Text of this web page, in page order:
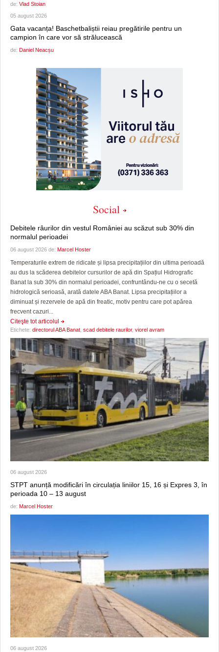
de: Vlad Stoian
05 august 2026
Gata vacanța! Baschetbaliștii reiau pregătirile pentru un
campion în care vor să strălucească
de: Daniel Neacșu
Social
Debitele râurilor din vestul României au scăzut sub 30% din
normalul perioadei
06 august 2026 de: Marcel Hoster
Temperaturile extrem de ridicate și lipsa precipitațiilor din ultima perioadă
au dus la scăderea debitelor cursurilor de apă din Spațiul Hidrografic
Banat la sub 30% din normalul perioadei, confruntându-ne cu o secetă
hidrologică serioasă, arată datele ABA Banat. Lipsa precipitațiilor a
diminuat și rezervele de apă din freatic, motiv pentru care pot apărea
frecvent cazuri...
Citeşte tot articolul
Etichete: directorul ABA Banat scad debitele raurilor, viorel avram
06 august 2026
STPT anunță modificări în circulația liniilor 15, 16 și Expres 3, în
perioada 10 – 13 august
de: Marcel Hoster
06 august 2026